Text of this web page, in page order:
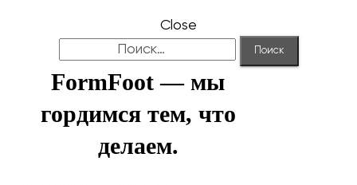
Close
FormFoot — мы
гордимся тем, что
делаем.